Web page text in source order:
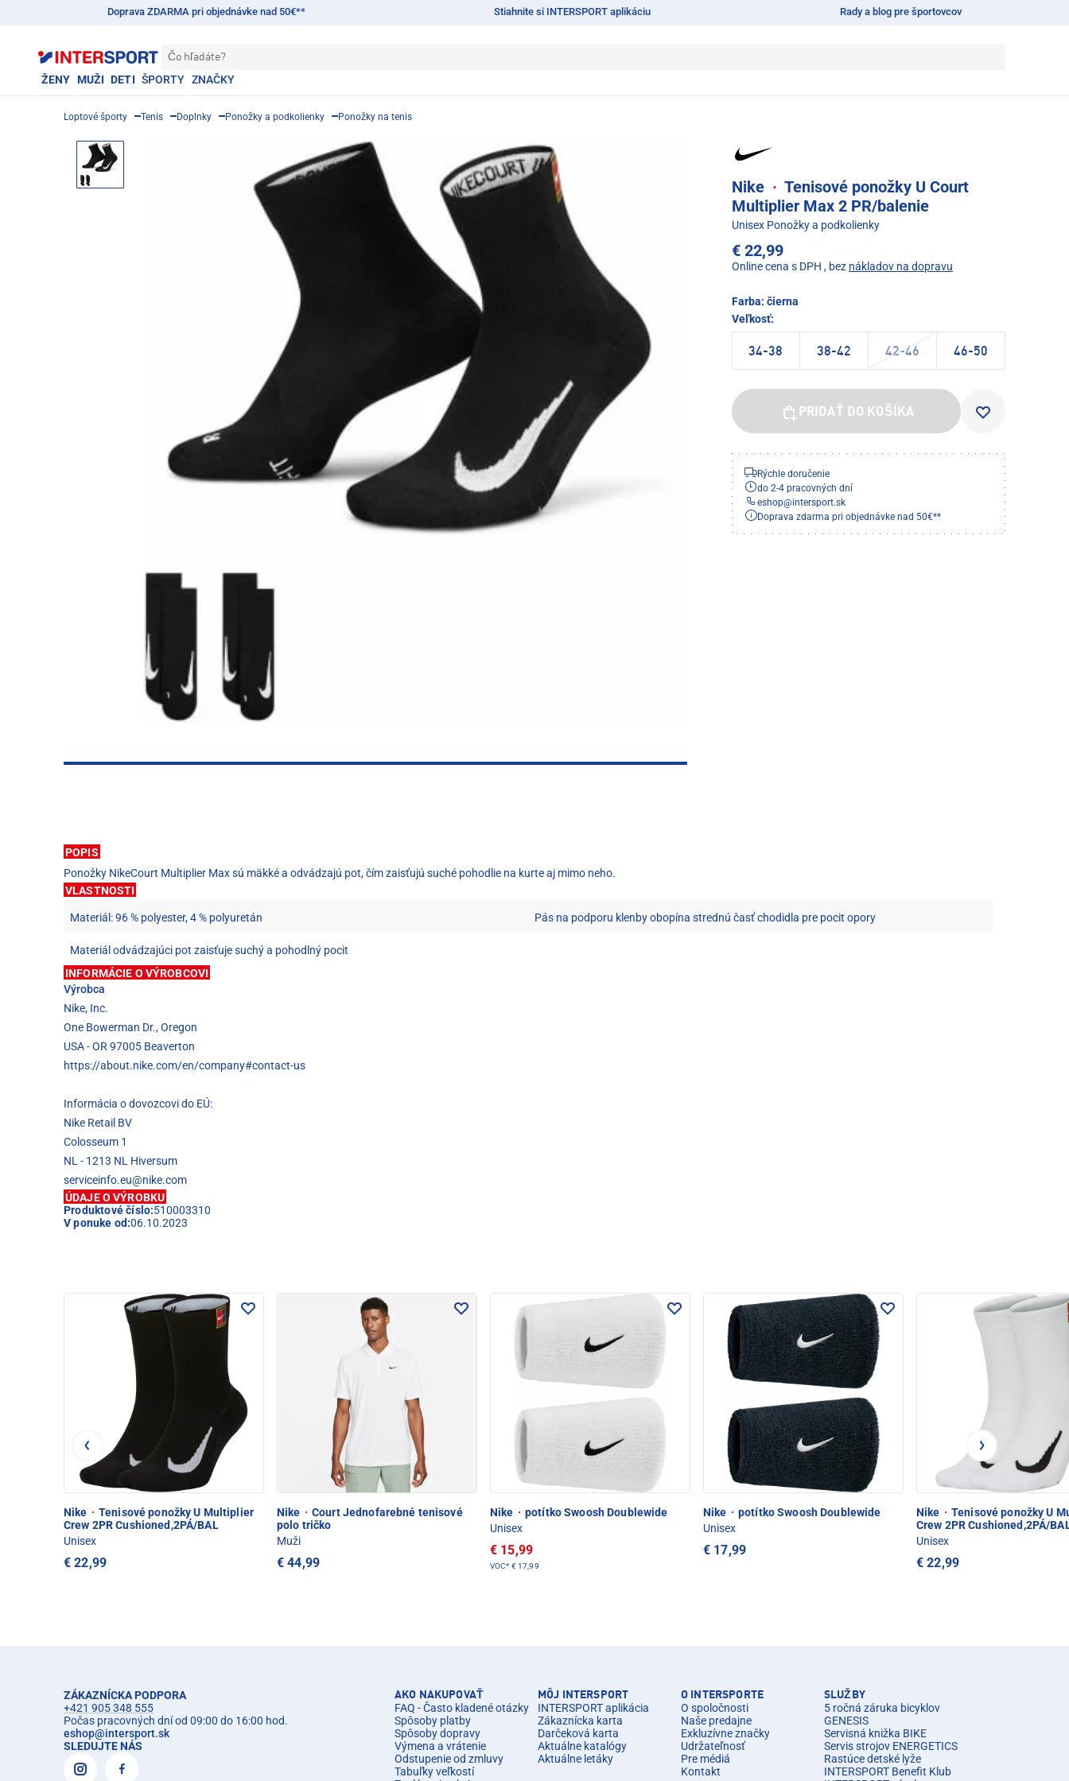
Doprava ZDARMA pri objednávke nad 50€** Stiahnite si INTERSPORT aplikáciu Rady a blog pre športovcov
Čo hľadáte?
ŽENY MUŽI DETI ŠPORTY ZNAČKY
Loptové športy Tenis Doplnky Ponožky a podkolienky Ponožky na tenis
Nike · Tenisové ponožky U Court
Multiplier Max 2 PR/balenie
Unisex Ponožky a podkolienky
€ 22,99
Online cena s DPH , bez nákladov na dopravu
Farba: čierna
Veľkosť:
34-38 38-42 42-46 46-50
PRIDAŤ DO KOŠÍKA
Rýchle doručenie
do 2-4 pracovných dní
eshop@intersport.sk
Doprava zdarma pri objednávke nad 50€**
POPIS
Ponožky NikeCourt Multiplier Max sú mäkké a odvádzajú pot, čím zaisťujú suché pohodlie na kurte aj mimo neho.
VLASTNOSTI
Materiál: 96 % polyester, 4 % polyuretán Pás na podporu klenby obopína strednú časť chodidla pre pocit opory
Materiál odvádzajúci pot zaisťuje suchý a pohodlný pocit
INFORMÁCIE O VÝROBCOVI
Výrobca
Nike, Inc.
One Bowerman Dr., Oregon
USA - OR 97005 Beaverton
https://about.nike.com/en/company#contact-us
Informácia o dovozcovi do EÚ:
Nike Retail BV
Colosseum 1
NL - 1213 NL Hiversum
serviceinfo.eu@nike.com
ÚDAJE O VÝROBKU
Produktové číslo:510003310
V ponuke od:06.10.2023
Nike · Tenisové ponožky U Multiplier
Crew 2PR Cushioned,2PÁ/BAL
Unisex
€ 22,99
Nike · Court Jednofarebné tenisové
polo tričko
Muži
€ 44,99
Nike · potítko Swoosh Doublewide
Unisex
€ 15,99
VOC* € 17,99
Nike · potítko Swoosh Doublewide
Unisex
€ 17,99
Nike · Tenisové ponožky U
Crew 2PR Cushioned,2PÁ/
Unisex
€ 22,99
ZÁKAZNÍCKA PODPORA
+421 905 348 555
Počas pracovných dní od 09:00 do 16:00 hod.
eshop@intersport.sk
SLEDUJTE NÁS
AKO NAKUPOVAŤ
FAQ - Často kladené otázky
Spôsoby platby
Spôsoby dopravy
Výmena a vrátenie
Odstupenie od zmluvy
Tabuľky veľkostí
MÔJ INTERSPORT
INTERSPORT aplikácia
Zákaznícka karta
Darčeková karta
Aktuálne katalógy
Aktuálne letáky
O INTERSPORTE
O spoločnosti
Naše predajne
Exkluzívne značky
Udržateľnosť
Pre médiá
Kontakt
SLUŽBY
5 ročná záruka bicyklov
GENESIS
Servisná knižka BIKE
Servis strojov ENERGETICS
Rastúce detské lyže
INTERSPORT Benefit Klub